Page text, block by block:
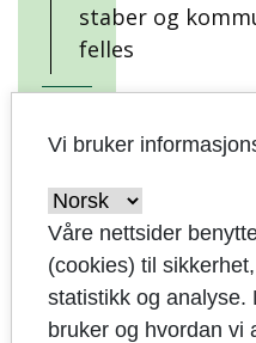
staber og
felles
kommunestyrets
tekstforslag
Kommunale
foretak
Vi bruker
Våre nettsider
(cookies) til
statistikk og analyse.
bruker og hvordan vi